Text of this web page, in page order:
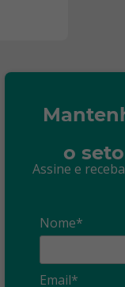
o
Assine e
Nome*
Email*